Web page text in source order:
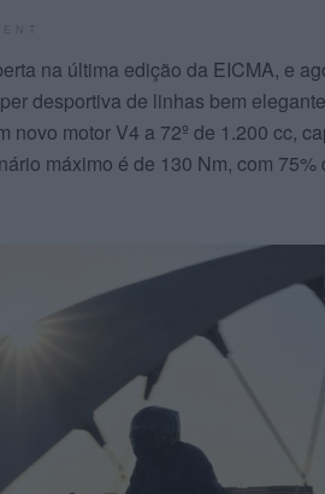
na última edição da EICMA, e
desportiva de linhas bem
motor V4 a 72º de 1.200 cc,
máximo é de 130 Nm, com 75%